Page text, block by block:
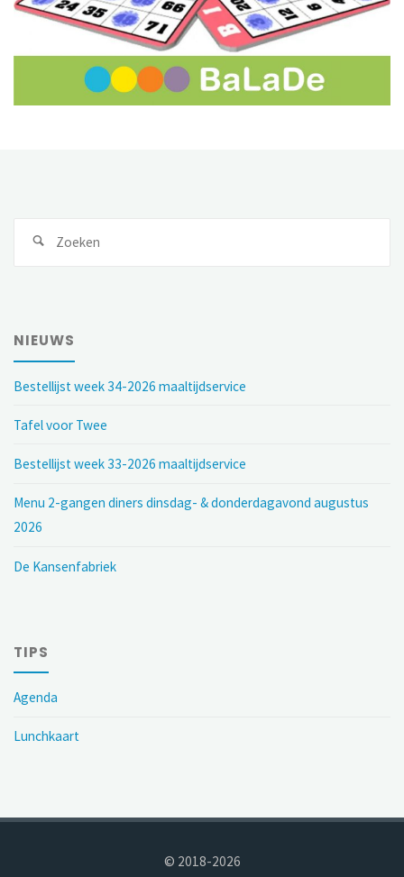
NIEUWS
Bestellijst week 34-2026 maaltijdservice
Tafel voor Twee
Bestellijst week 33-2026 maaltijdservice
Menu 2-gangen diners dinsdag- & donderdagavond augustus
2026
De Kansenfabriek
TIPS
Agenda
Lunchkaart
© 2018-2026